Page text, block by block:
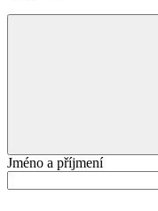
Jméno a příjmení